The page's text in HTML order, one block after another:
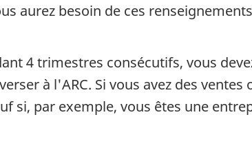
aurez besoin de ces
4 trimestres consécutifs, vous
à l'ARC. Si vous avez des ventes
si, par exemple, vous êtes une